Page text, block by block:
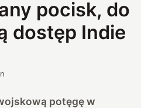
pocisk, do
dostęp Indie
potęgę w